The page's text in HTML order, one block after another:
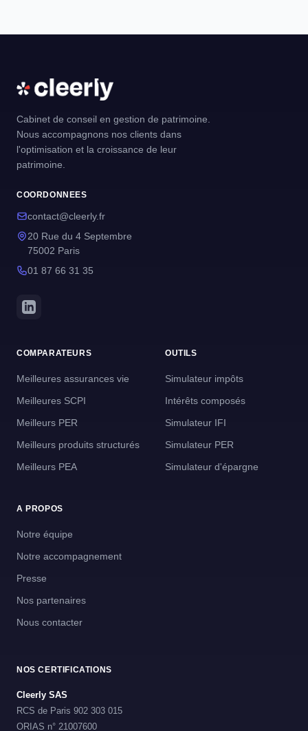
Cabinet de conseil en gestion de patrimoine.
Nous accompagnons nos clients dans
l'optimisation et la croissance de leur
patrimoine.
COORDONNEES
contact@cleerly.fr
20 Rue du 4 Septembre
75002 Paris
01 87 66 31 35
COMPARATEURS
Meilleures assurances vie
Meilleures SCPI
Meilleurs PER
Meilleurs produits structurés
Meilleurs PEA
OUTILS
Simulateur impôts
Intérêts composés
Simulateur IFI
Simulateur PER
Simulateur d'épargne
A PROPOS
Notre équipe
Notre accompagnement
Presse
Nos partenaires
Nous contacter
NOS CERTIFICATIONS
Cleerly SAS
RCS de Paris 902 303 015
ORIAS n° 21007600